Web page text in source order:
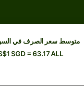
متوسط ​​سعر الصرف في السوق
S$1 SGD = 63.17 ALL